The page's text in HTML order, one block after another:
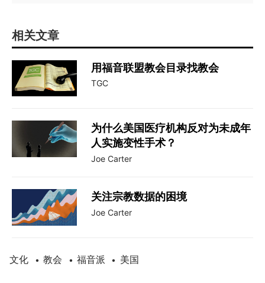
相关文章
用福音联盟教会目录找教会
TGC
为什么美国医疗机构反对为未成年
人实施变性手术？
Joe Carter
关注宗教数据的困境
Joe Carter
文化 • 教会 • 福音派 • 美国